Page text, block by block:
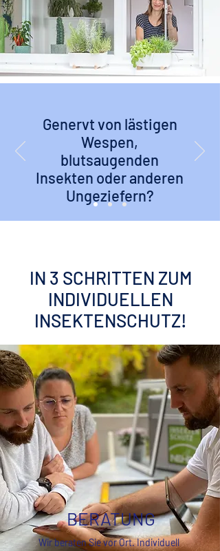
Genervt von lästigen
Wespen,
blutsaugenden
Insekten oder anderen
Ungeziefern?
IN 3 SCHRITTEN ZUM
INDIVIDUELLEN
INSEKTENSCHUTZ!
BERATUNG
Wir beraten Sie vor Ort. Individuell